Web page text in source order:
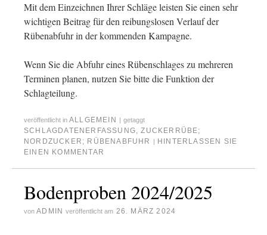
Mit dem Einzeichnen Ihrer Schläge leisten Sie einen sehr
wichtigen Beitrag für den reibungslosen Verlauf der
Rübenabfuhr in der kommenden Kampagne.
Wenn Sie die Abfuhr eines Rübenschlages zu mehreren
Terminen planen, nutzen Sie bitte die Funktion der
Schlagteilung.
veröffentlicht in ALLGEMEIN getaggt
SCHLAGDATENERFASSUNG,ZUCKERRÜBE;
NORDZUCKER; RÜBENABFUHR
HINTERLASSEN SIE
EINEN KOMMENTAR
Bodenproben 2024/2025
von ADMIN veröffentlicht am 26. MÄRZ 2024